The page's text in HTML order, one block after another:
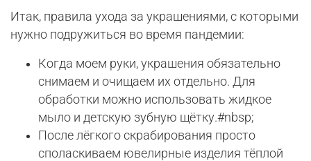
Итак, правила ухода за украшениями, с которыми
нужно подружиться во время пандемии:
Когда моем руки, украшения обязательно
снимаем и очищаем их отдельно. Для
обработки можно использовать жидкое
мыло и детскую зубную щётку.#nbsp;
После лёгкого скрабирования просто
споласкиваем ювелирные изделия тёплой